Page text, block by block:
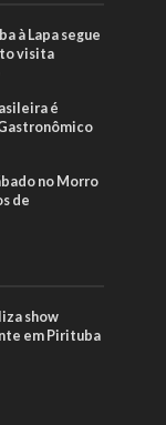
à Lapa segue
visita
é
no Morro
de
show
em Pirituba